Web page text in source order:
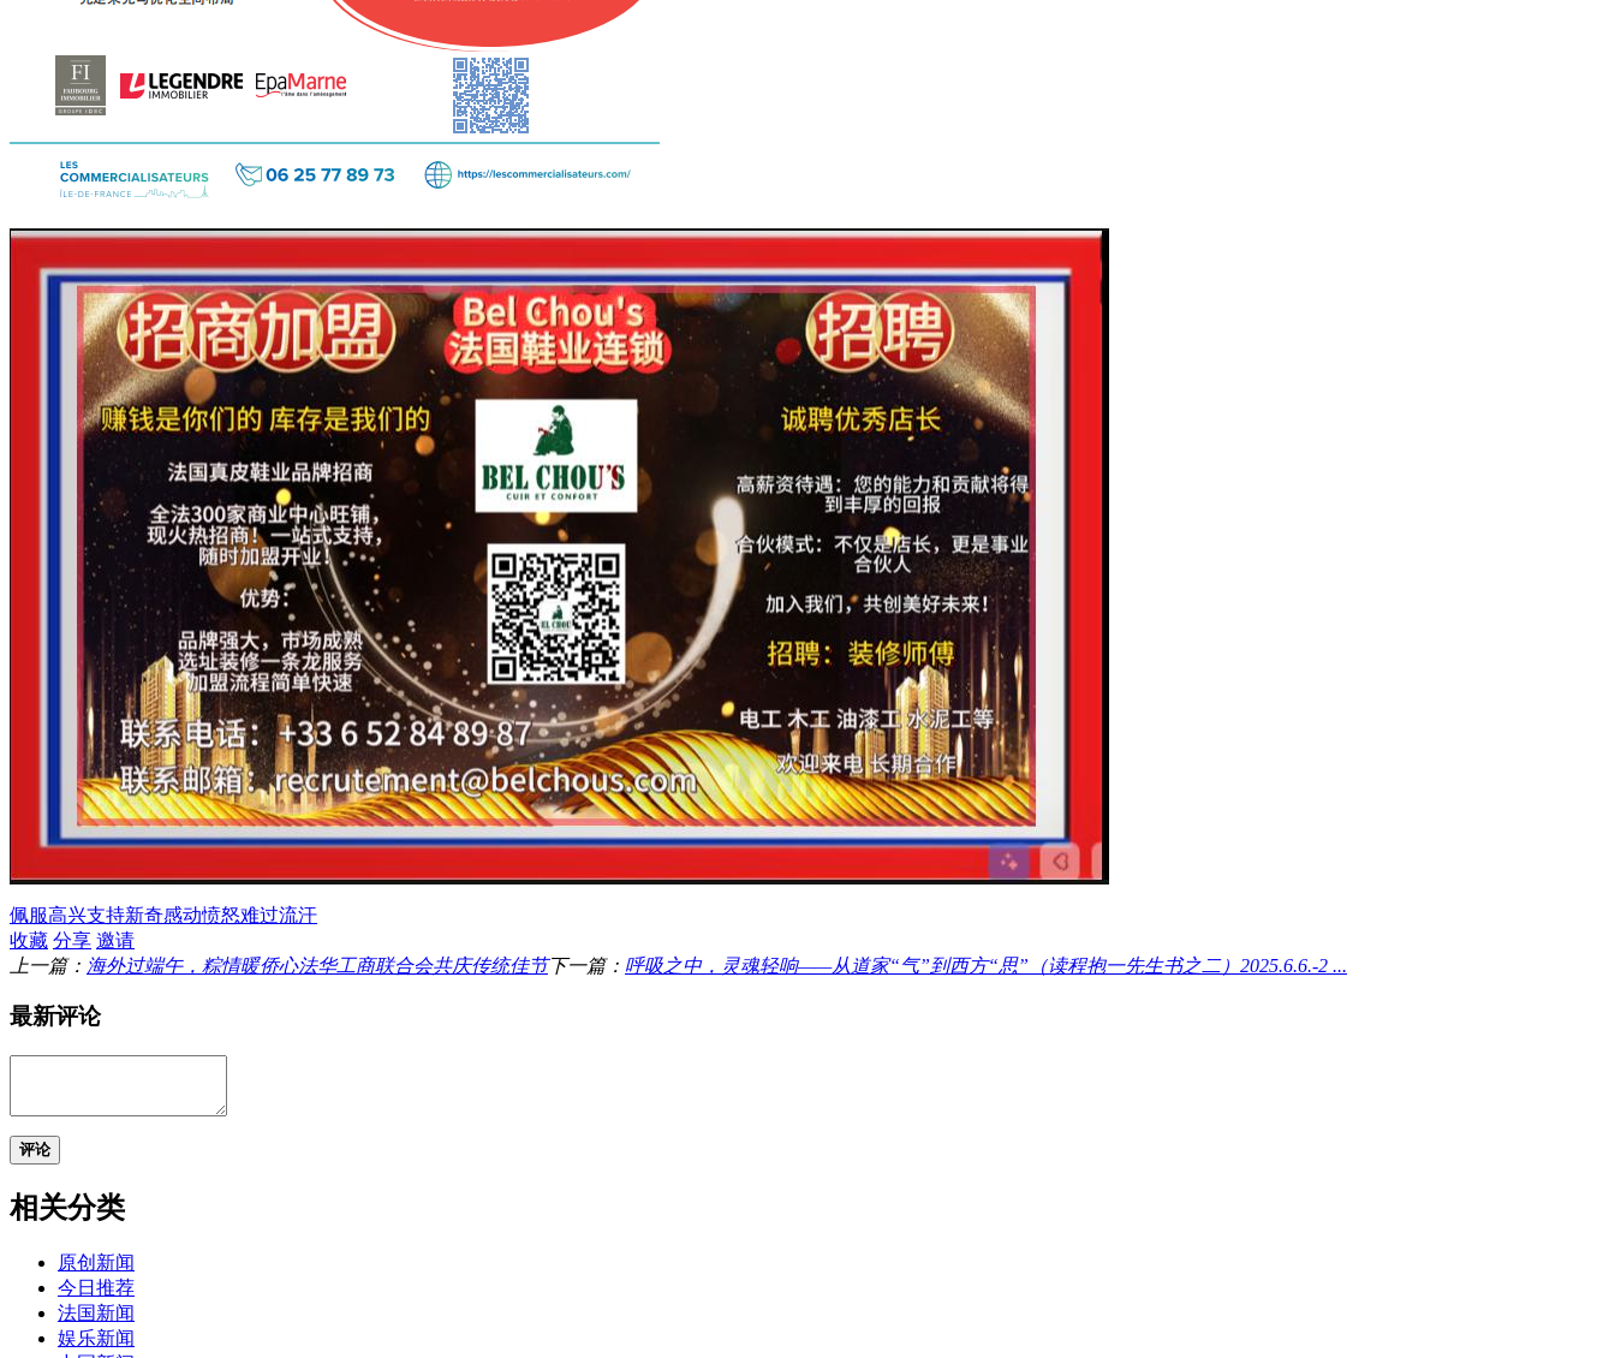
佩服高兴支持新奇感动愤怒难过流汗
收藏 分享 邀请
上一篇： 海外过端午，粽情暖侨心法华工商联合会共庆传统佳节下一篇： 呼吸之中，灵魂轻响——从道家“气”到西方“思”（读程抱一先生书之二）2025.6.6.-2 ...
最新评论
评论
相关分类
原创新闻
今日推荐
法国新闻
娱乐新闻